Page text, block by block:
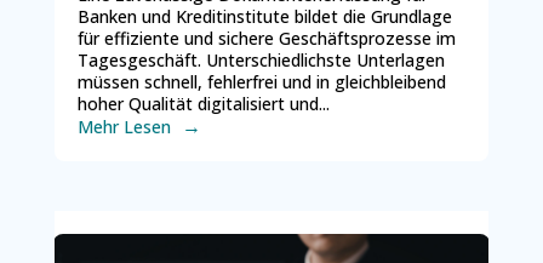
Banken und Kreditinstitute bildet die Grundlage
für effiziente und sichere Geschäftsprozesse im
Tagesgeschäft. Unterschiedlichste Unterlagen
müssen schnell, fehlerfrei und in gleichbleibend
hoher Qualität digitalisiert und...
Mehr Lesen